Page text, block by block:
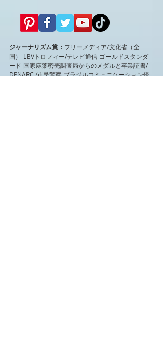
ジャーナリズム賞： フリーメディア/文化省（全
国）-LBVトロフィー/テレビ通信-ゴールドスタンダ
ード-国家麻薬密売調査局からのメダルと卒業証書/
DENARC /市民警察-ブラジルコミュニケーション優